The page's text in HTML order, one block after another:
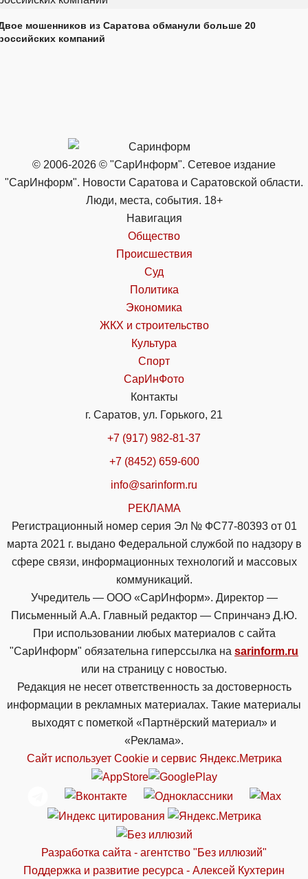
мошенников из Саратова обманули больше 20
компаний
© 2006-2026 © "СарИнформ". Сетевое издание
"СарИнформ". Новости Саратова и Саратовской области.
Люди, места, события. 18+
Навигация
Общество
Происшествия
Суд
Политика
Экономика
ЖКХ и строительство
Культура
Спорт
СарИнФото
Контакты
г. Саратов, ул. Горького, 21
+7 (917) 982-81-37
+7 (8452) 659-600
info@sarinform.ru
РЕКЛАМА
Регистрационный номер серия Эл № ФС77-80393 от 01
марта 2021 г. выдано Федеральной службой по надзору в
сфере связи, информационных технологий и массовых
коммуникаций.
Учредитель — ООО «СарИнформ». Директор —
Письменный А.А. Главный редактор — Спринчанэ Д.Ю.
При использовании любых материалов с сайта
"СарИнформ" обязательна гиперссылка на sarinform.ru
или на страницу с новостью.
Редакция не несет ответственность за достоверность
информации в рекламных материалах. Такие материалы
выходят с пометкой «Партнёрский материал» и
«Реклама».
Сайт использует Cookie и сервиc Яндекс.Метрика
Разработка сайта - агентство "Без иллюзий"
Поддержка и развитие ресурса - Алексей Кухтерин